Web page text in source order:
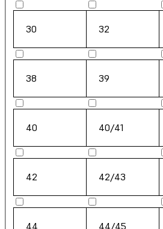
30 32
38 39
40 40/41
42 42/43
44 44/45